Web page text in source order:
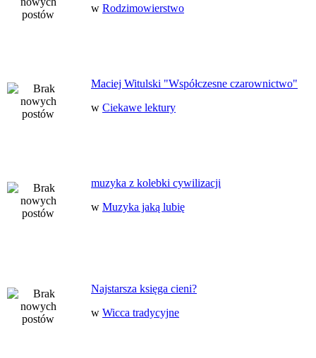
w Rodzimowierstwo
Maciej Witulski "Współczesne czarownictwo"
w Ciekawe lektury
muzyka z kolebki cywilizacji
w Muzyka jaką lubię
Najstarsza księga cieni?
w Wicca tradycyjne